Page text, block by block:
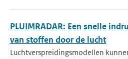
PLUIMRADAR: Een snelle
van stoffen door de lucht
Luchtverspreidingsmodellen